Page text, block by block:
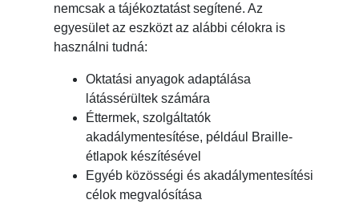
nemcsak a tájékoztatást segítené. Az
egyesület az eszközt az alábbi célokra is
használni tudná:
Oktatási anyagok adaptálása
látássérültek számára
Éttermek, szolgáltatók
akadálymentesítése, például Braille-
étlapok készítésével
Egyéb közösségi és akadálymentesítési
célok megvalósítása